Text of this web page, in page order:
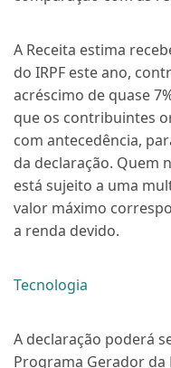
A Receita estima
do IRPF este ano,
acréscimo de quase
que os contribuintes
com antecedência,
da declaração. Quem
está sujeito a uma
valor máximo
a renda devido.
Tecnologia
A declaração poderá
Programa Gerador da